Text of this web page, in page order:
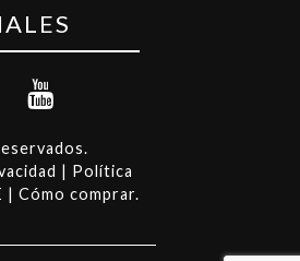
| Política
| Cómo comprar.